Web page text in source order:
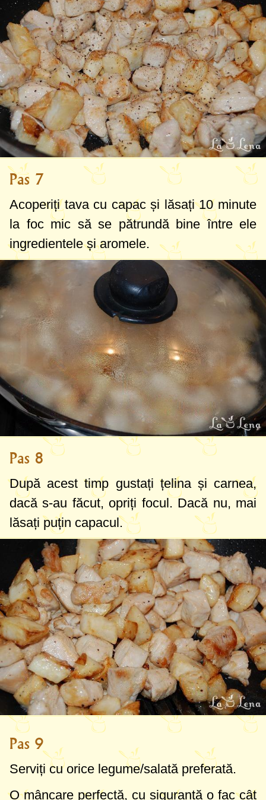
Pas 7
Acoperiți tava cu capac și lăsați 10 minute
la foc mic să se pătrundă bine între ele
ingredientele și aromele.
Pas 8
După acest timp gustați țelina și carnea,
dacă s-au făcut, opriți focul. Dacă nu, mai
lăsați puțin capacul.
Pas 9
Serviți cu orice legume/salată preferată.
O mâncare perfectă, cu siguranță o fac cât